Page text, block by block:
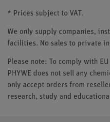
* Prices subject to VAT.
We only supply companies,
facilities. No sales to private
Please note: To comply with
PHYWE does not sell any
only accept orders from
research, study and